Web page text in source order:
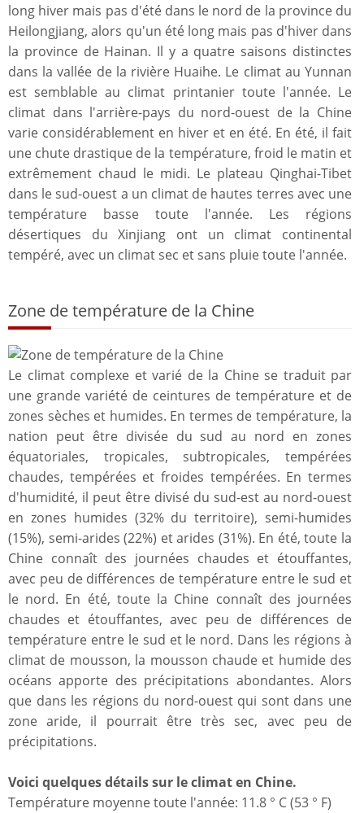
long hiver mais pas d'été dans le nord de la province du
Heilongjiang, alors qu'un été long mais pas d'hiver dans
la province de Hainan. Il y a quatre saisons distinctes
dans la vallée de la rivière Huaihe. Le climat au Yunnan
est semblable au climat printanier toute l'année. Le
climat dans l'arrière-pays du nord-ouest de la Chine
varie considérablement en hiver et en été. En été, il fait
une chute drastique de la température, froid le matin et
extrêmement chaud le midi. Le plateau Qinghai-Tibet
dans le sud-ouest a un climat de hautes terres avec une
température basse toute l'année. Les régions
désertiques du Xinjiang ont un climat continental
tempéré, avec un climat sec et sans pluie toute l'année.
Zone de température de la Chine
Le climat complexe et varié de la Chine se traduit par
une grande variété de ceintures de température et de
zones sèches et humides. En termes de température, la
nation peut être divisée du sud au nord en zones
équatoriales, tropicales, subtropicales, tempérées
chaudes, tempérées et froides tempérées. En termes
d'humidité, il peut être divisé du sud-est au nord-ouest
en zones humides (32% du territoire), semi-humides
(15%), semi-arides (22%) et arides (31%). En été, toute la
Chine connaît des journées chaudes et étouffantes,
avec peu de différences de température entre le sud et
le nord. En été, toute la Chine connaît des journées
chaudes et étouffantes, avec peu de différences de
température entre le sud et le nord. Dans les régions à
climat de mousson, la mousson chaude et humide des
océans apporte des précipitations abondantes. Alors
que dans les régions du nord-ouest qui sont dans une
zone aride, il pourrait être très sec, avec peu de
précipitations.
Voici quelques détails sur le climat en Chine.
Température moyenne toute l'année: 11.8 ° C (53 ° F)